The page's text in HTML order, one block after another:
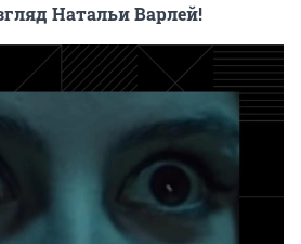
Натальи Варлей!